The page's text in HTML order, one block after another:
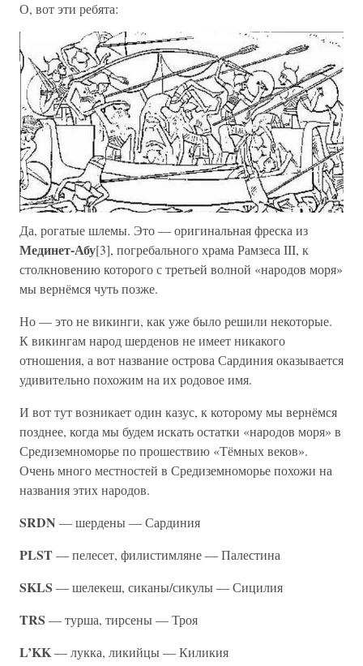
О, вот эти ребята:
Да, рогатые шлемы. Это — оригинальная фреска из
Мединет-Абу[3], погребального храма Рамзеса III, к
столкновению которого с третьей волной «народов моря»
мы вернёмся чуть позже.
Но — это не викинги, как уже было решили некоторые.
К викингам народ шерденов не имеет никакого
отношения, а вот название острова Сардиния оказывается
удивительно похожим на их родовое имя.
И вот тут возникает один казус, к которому мы вернёмся
позднее, когда мы будем искать остатки «народов моря» в
Средиземноморье по прошествию «Тёмных веков».
Очень много местностей в Средиземноморье похожи на
названия этих народов.
SRDN — шердены — Сардиния
PLST— пелесет, филистимляне — Палестина
SKLS — шелекеш, сиканы/сикулы — Сицилия
TRS — турша, тирсены — Троя
L’KK— лукка, ликийцы — Киликия